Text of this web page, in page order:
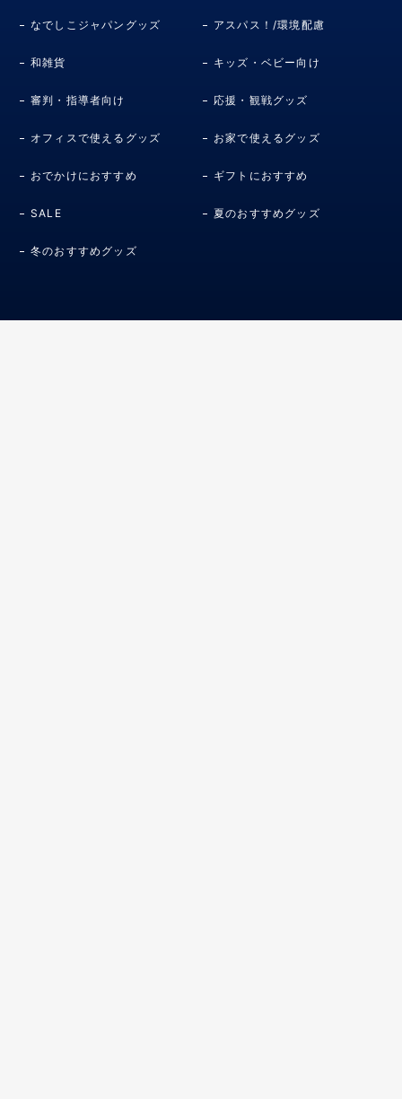
なでしこジャパングッズ アスパス！/環境配慮
和雑貨 キッズ・ベビー向け
審判・指導者向け 応援・観戦グッズ
オフィスで使えるグッズ お家で使えるグッズ
おでかけにおすすめ ギフトにおすすめ
SALE 夏のおすすめグッズ
冬のおすすめグッズ